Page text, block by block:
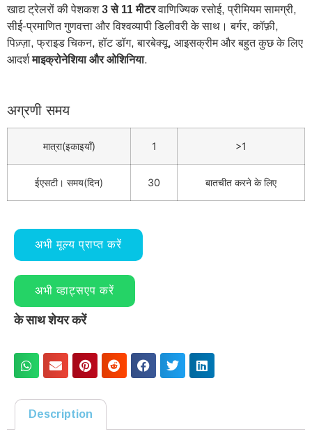
खाद्य ट्रेलरों की पेशकश3 से 11 मीटरवाणिज्यिक रसोई, प्रीमियम सामग्री,
सीई-प्रमाणित गुणवत्ता और विश्वव्यापी डिलीवरी के साथ। बर्गर, कॉफ़ी,
पिज़्ज़ा, फ्राइड चिकन, हॉट डॉग, बारबेक्यू, आइसक्रीम और बहुत कुछ के लिए
आदर्शमाइक्रोनेशिया और ओशिनिया.
अग्रणी समय
मात्रा(इकाइयाँ) 1 >1
ईएसटी। समय(दिन) 30 बातचीत करने के लिए
अभी मूल्य प्राप्त करें
अभी व्हाट्सएप करें
के साथ शेयर करें
Description